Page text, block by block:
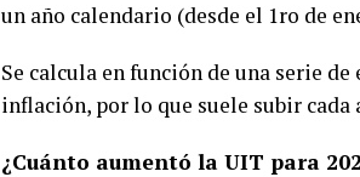
un año calendario (desde el 1ro de
Se calcula en función de una serie
inflación, por lo que suele subir cada
¿Cuánto aumentó la UIT para